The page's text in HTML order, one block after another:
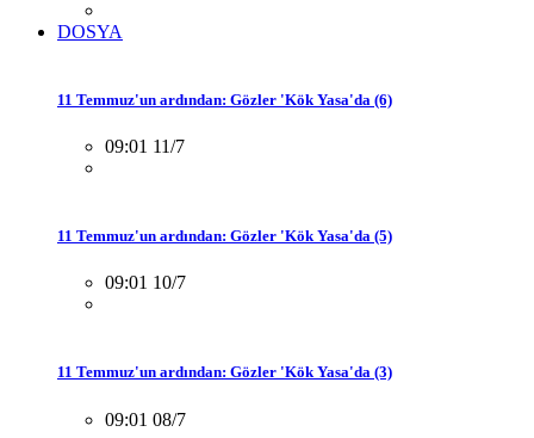
DOSYA
11 Temmuz'un ardından: Gözler 'Kök Yasa'da (6)
09:01 11/7
11 Temmuz'un ardından: Gözler 'Kök Yasa'da (5)
09:01 10/7
11 Temmuz'un ardından: Gözler 'Kök Yasa'da (3)
09:01 08/7